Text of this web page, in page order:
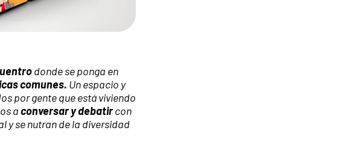
donde se ponga en
comunes. Un espacio y
por gente que está viviendo
aconversar y debatircon
y se nutran de la diversidad